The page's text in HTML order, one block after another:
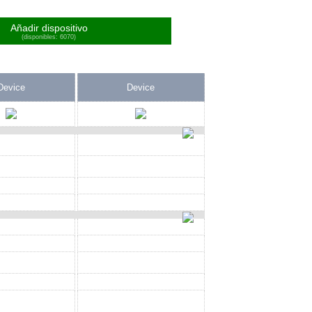
Añadir dispositivo
(disponibles: 6070)
Device